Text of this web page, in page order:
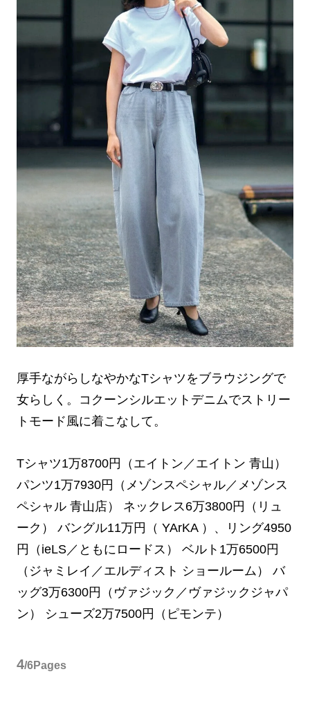
厚手ながらしなやかなTシャツをブラウジングで
女らしく。コクーンシルエットデニムでストリー
トモード風に着こなして。
Tシャツ1万8700円（エイトン／エイトン 青山）
パンツ1万7930円（メゾンスペシャル／メゾンス
ペシャル 青山店） ネックレス6万3800円（リュ
ーク） バングル11万円（ YArKA ）、リング4950
円（ieLS／ともにロードス） ベルト1万6500円
（ジャミレイ／エルディスト ショールーム） バ
ッグ3万6300円（ヴァジック／ヴァジックジャパ
ン） シューズ2万7500円（ピモンテ）
4/6Pages